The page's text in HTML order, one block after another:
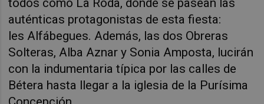
todos como La Rodà, donde se pasean las
auténticas protagonistas de esta fiesta:
les Alfábegues. Además, las dos Obreras
Solteras, Alba Aznar y Sonia Amposta, lucirán
con la indumentaria típica por las calles de
Bétera hasta llegar a la iglesia de la Purísima